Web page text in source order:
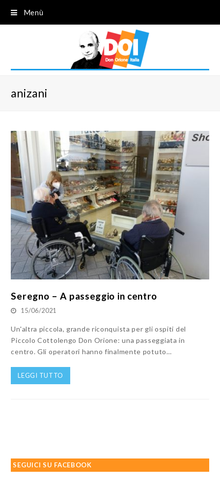
Menù
anizani
Seregno – A passeggio in centro
15/06/2021
Un'altra piccola, grande riconquista per gli ospiti del
Piccolo Cottolengo Don Orione: una passeggiata in
centro. Gli operatori hanno finalmente potuto…
LEGGI TUTTO
SEGUICI SU FACEBOOK